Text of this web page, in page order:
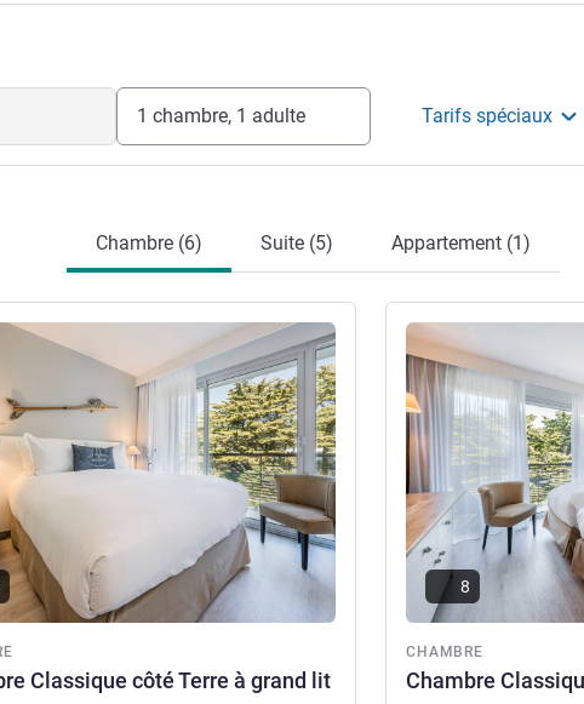
un séjour inoubliable.
de l'hôtel
1 chambre, 1 adulte Tarifs spéciaux
Chambre (6) Suite (5) Appartement (1)
Classique côté Terre à grand lit
CHAMBRE
Chambre
Voir les détails
8